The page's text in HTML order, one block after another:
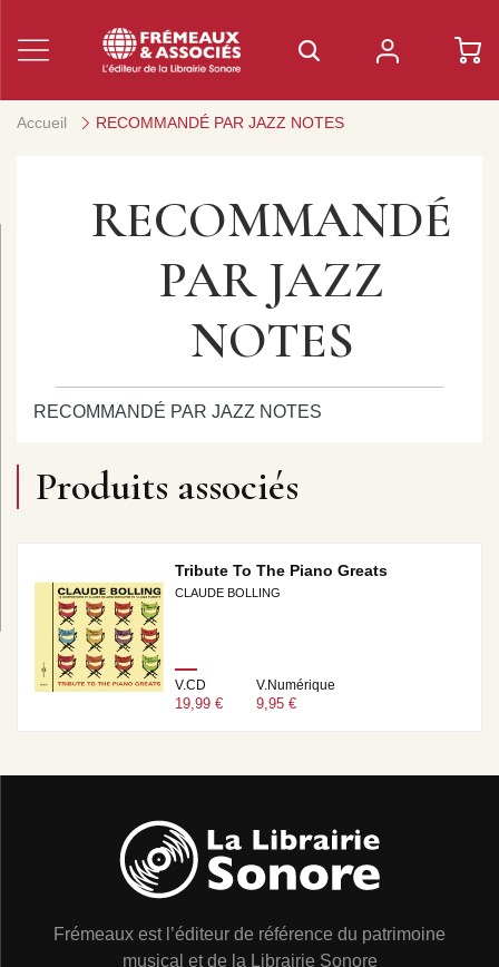
Accueil RECOMMANDÉ PAR JAZZ NOTES
RECOMMANDÉ
PAR JAZZ
NOTES
RECOMMANDÉ PAR JAZZ NOTES
Produits associés
Tribute To The Piano Greats
CLAUDE BOLLING
V.CD
19,99 €
V.Numérique
9,95 €
Frémeaux est l’éditeur de référence du patrimoine
musical et de la Librairie Sonore